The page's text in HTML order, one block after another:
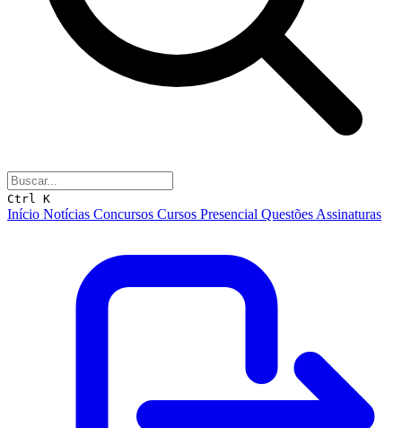
Ctrl K
Início Notícias Concursos Cursos Presencial Questões Assinaturas